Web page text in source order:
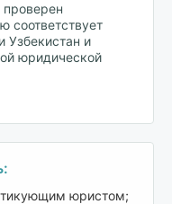
соответствует
Узбекистан и
юридической
юристом;